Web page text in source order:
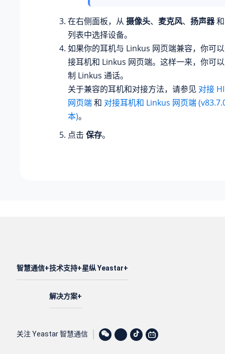
在右侧面板，从 摄像头、 麦克风、 扬声器
列表中选择设备。
如果你的耳机与 Linkus 网页端兼容，你可
接耳机和 Linkus 网页端。这样一来，你可
制 Linkus 通话。
关于兼容的耳机和对接方法，请参见 对接
网页端和 对接耳机和 Linkus 网页端
本)。
点击 保存。
智慧通信 技术支持
解决方案
星纵 Yeastar
关注 Yeastar 智慧通信